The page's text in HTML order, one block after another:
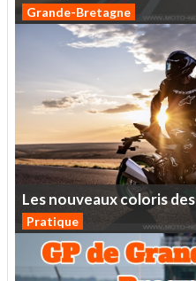
Grande-Bretagne
Lesnouveauxcolorisdes
Pratique